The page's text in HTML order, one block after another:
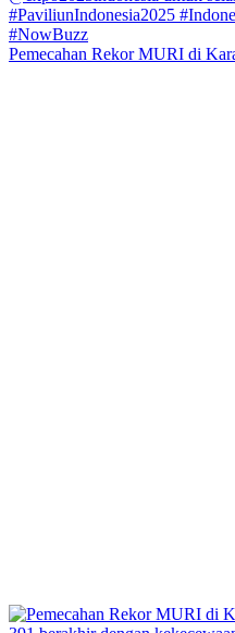
Pemecahan Rekor MURI di